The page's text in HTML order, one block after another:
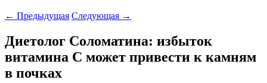
← Предыдущая Следующая →
Диетолог Соломатина: избыток
витамина C может привести к камням
в почках